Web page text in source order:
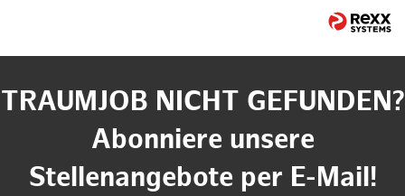
TRAUMJOB NICHT GEFUNDEN?
Abonniere unsere
Stellenangebote per E-Mail!